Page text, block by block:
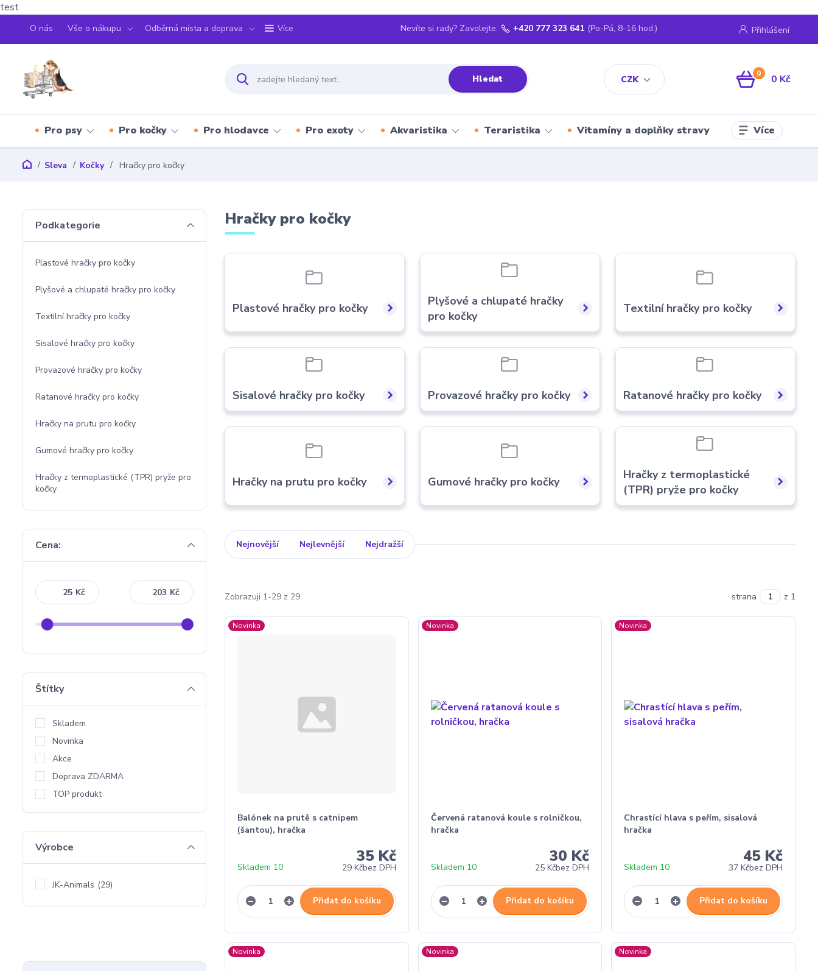
test
O nás Vše o nákupu Odběrná místa a doprava Více
CZK
Přihlášení
Hledat
Nevíte si rady? Zavolejte. +420 777 323 641 (Po-Pá, 8-16 hod.)
0 0 Kč
Pro psy Pro kočky Pro hlodavce Pro exoty Akvaristika Teraristika Vitamíny a doplňky stravy Více
Sleva Kočky Hračky pro kočky
Hračky pro kočky
Plastové hračky pro kočky
Plyšové a chlupaté hračky
pro kočky
Textilní hračky pro kočky
Sisalové hračky pro kočky Provazové hračky pro kočky Ratanové hračky pro kočky
Hračky na prutu pro kočky Gumové hračky pro kočky
Hračky z termoplastické
(TPR) pryže pro kočky
Nejnovější Nejlevnější Nejdražší
Zobrazuji 1-29 z 29 strana z 1
Novinka
Balónek na prutě s catnipem
(šantou), hračka
35 Kč
29 Kčbez DPH
Skladem 10
Přidat do košíku
Novinka
Červená ratanová koule s rolničkou,
hračka
30 Kč
25 Kčbez DPH
Skladem 10
Přidat do košíku
Novinka
Chrastící hlava s peřím, sisalová
hračka
45 Kč
37 Kčbez DPH
Skladem 10
Přidat do košíku
Novinka Novinka Novinka
Podkategorie
Plastové hračky pro kočky
Plyšové a chlupaté hračky pro kočky
Textilní hračky pro kočky
Sisalové hračky pro kočky
Provazové hračky pro kočky
Ratanové hračky pro kočky
Hračky na prutu pro kočky
Gumové hračky pro kočky
Hračky z termoplastické (TPR) pryže pro
kočky
Cena:
Kč Kč
Štítky
Skladem
Novinka
Akce
Doprava ZDARMA
TOP produkt
Výrobce
JK-Animals (29)